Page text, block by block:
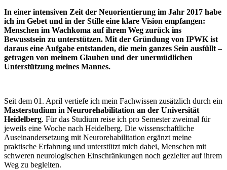
In einer intensiven Zeit der Neuorientierung im Jahr 2017 habe
ich im Gebet und in der Stille eine klare Vision empfangen:
Menschen im Wachkoma auf ihrem Weg zurück ins
Bewusstsein zu unterstützen. Mit der Gründung von IPWK ist
daraus eine Aufgabe entstanden, die mein ganzes Sein ausfüllt –
getragen von meinem Glauben und der unermüdlichen
Unterstützung meines Mannes.
Seit dem 01. April vertiefe ich mein Fachwissen zusätzlich durch ein
Masterstudium in Neurorehabilitation an der Universität
Heidelberg. Für das Studium reise ich pro Semester zweimal für
jeweils eine Woche nach Heidelberg. Die wissenschaftliche
Auseinandersetzung mit Neurorehabilitation ergänzt meine
praktische Erfahrung und unterstützt mich dabei, Menschen mit
schweren neurologischen Einschränkungen noch gezielter auf ihrem
Weg zu begleiten.